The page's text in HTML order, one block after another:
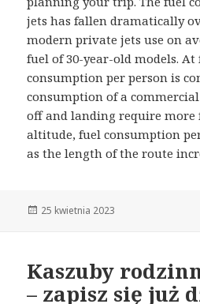
jets has fallen dramatically
modern private jets use on
fuel of 30-year-old models.
consumption per person is
consumption of a
off and landing require
altitude, fuel consumption
as the length of the route
Opublikowano
25 kwietnia 2023
Kaszuby
– zapisz się już